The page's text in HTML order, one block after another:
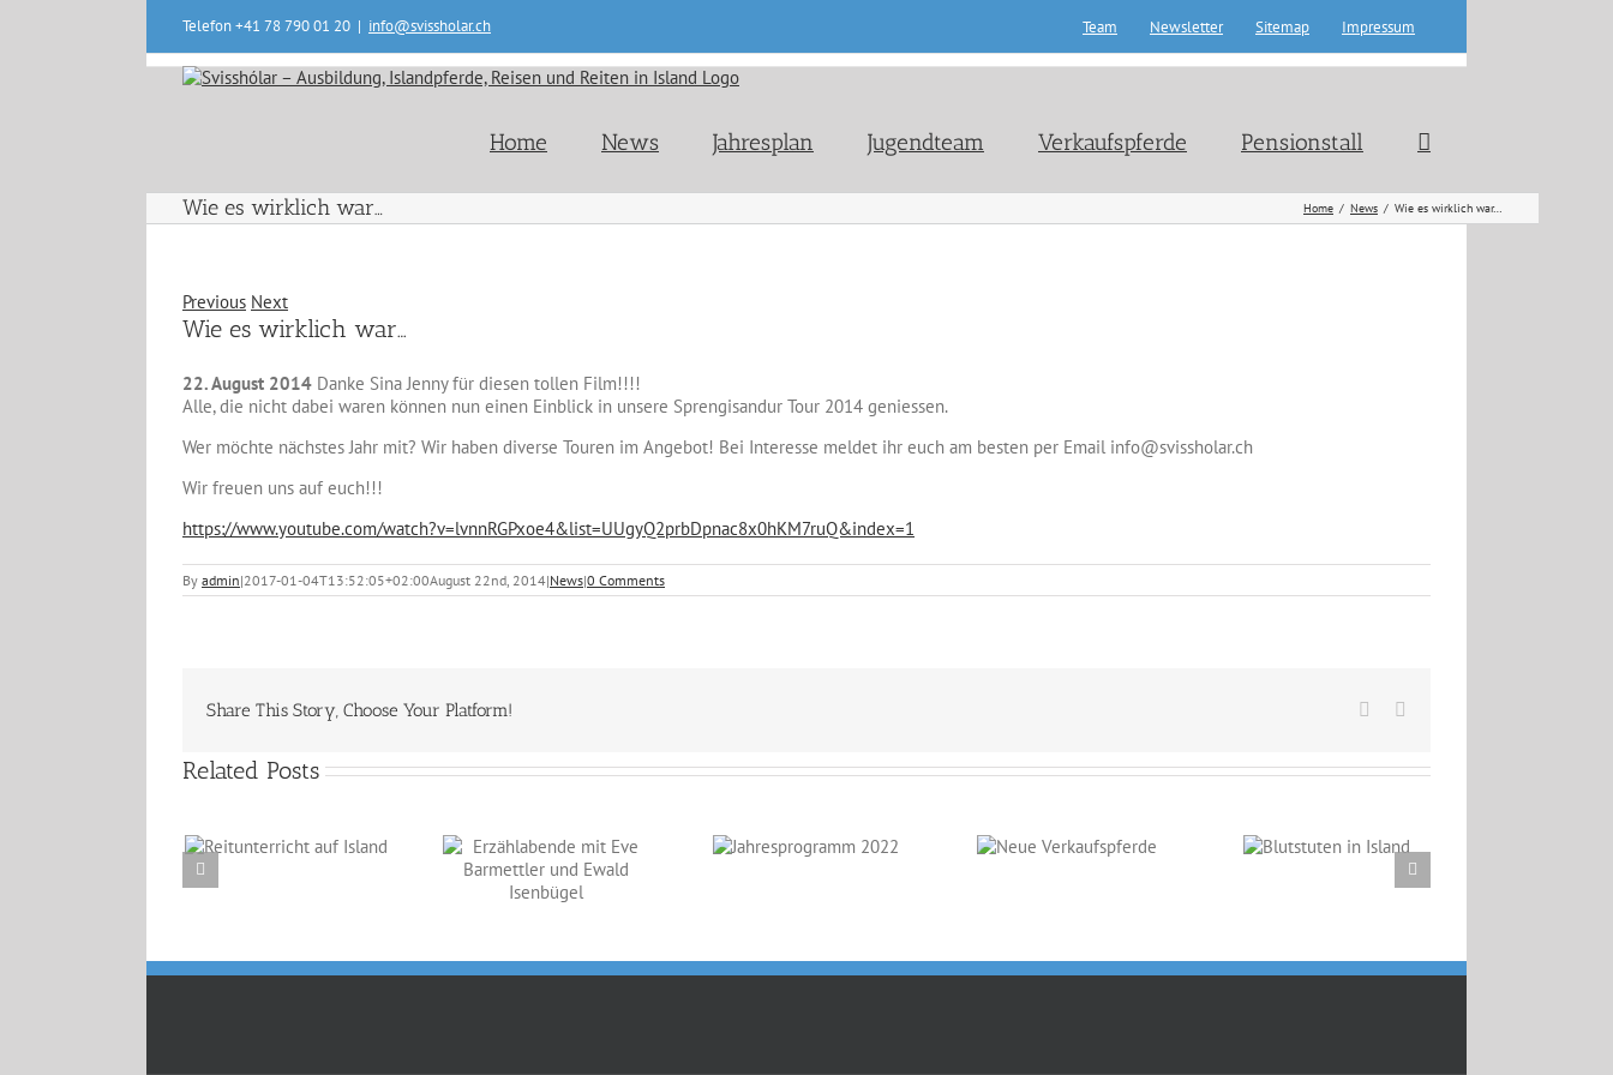
Telefon +41 78 790 01 20 | info@svissholar.ch Team Newsletter Sitemap Impressum
Home News Jahresplan Jugendteam Verkaufspferde Pensionstall
Wie es wirklich war… Home News Wie es wirklich war…
Previous Next
Wie es wirklich war…
22. August 2014 Danke Sina Jenny für diesen tollen Film!!!!
Alle, die nicht dabei waren können nun einen Einblick in unsere Sprengisandur Tour 2014 geniessen.
Wer möchte nächstes Jahr mit? Wir haben diverse Touren im Angebot! Bei Interesse meldet ihr euch am besten per Email info@svissholar.ch
Wir freuen uns auf euch!!!
https://www.youtube.com/watch?v=lvnnRGPxoe4&list=UUgyQ2prbDpnac8x0hKM7ruQ&index=1
By admin|2017-01-04T13:52:05+02:00August 22nd, 2014|News|0 Comments
Share This Story, Choose Your Platform! Facebook
Related Posts
Jahresprogramm
2022
Neue
Blutstuten in